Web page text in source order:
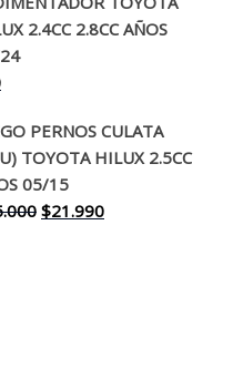
es:
$199.990.
2.4CC 2.8CC AÑOS
El
actual
es:
$17.990.
PERNOS CULATA
TOYOTA HILUX 2.5CC
05/15
El
$21.990El